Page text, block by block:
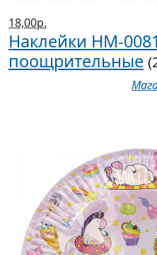
18,00р.
Наклейки НМ-
поощрительные